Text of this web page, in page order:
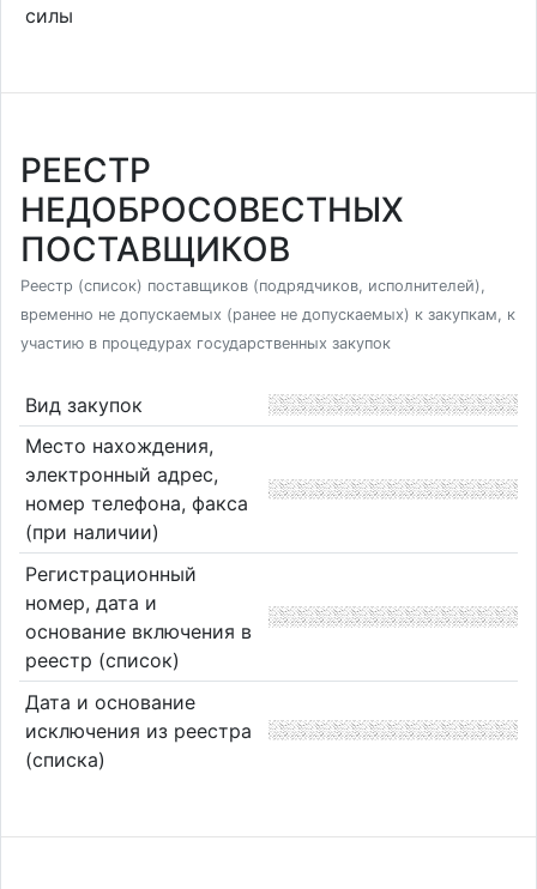
силы
РЕЕСТР
НЕДОБРОСОВЕСТНЫХ
ПОСТАВЩИКОВ
Реестр (список) поставщиков (подрядчиков, исполнителей),
временно не допускаемых (ранее не допускаемых) к закупкам, к
участию в процедурах государственных закупок
Вид закупок
Место нахождения,
электронный адрес,
номер телефона, факса
(при наличии)
Регистрационный
номер, дата и
основание включения в
реестр (список)
Дата и основание
исключения из реестра
(списка)